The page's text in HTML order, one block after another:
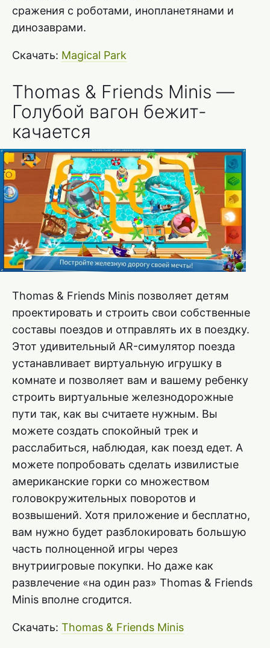
сражения с роботами, инопланетянами и
динозаврами.
Скачать: Magical Park
Thomas & Friends Minis —
Голубой вагон бежит-
качается
Thomas & Friends Minis позволяет детям
проектировать и строить свои собственные
составы поездов и отправлять их в поездку.
Этот удивительный AR-симулятор поезда
устанавливает виртуальную игрушку в
комнате и позволяет вам и вашему ребенку
строить виртуальные железнодорожные
пути так, как вы считаете нужным. Вы
можете создать спокойный трек и
расслабиться, наблюдая, как поезд едет. А
можете попробовать сделать извилистые
американские горки со множеством
головокружительных поворотов и
возвышений. Хотя приложение и бесплатно,
вам нужно будет разблокировать большую
часть полноценной игры через
внутриигровые покупки. Но даже как
развлечение «на один раз» Thomas & Friends
Minis вполне сгодится.
Скачать: Thomas & Friends Minis